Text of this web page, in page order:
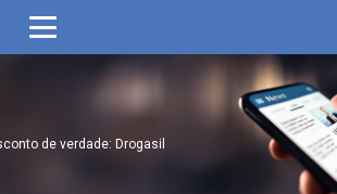
de verdade: Drogasil